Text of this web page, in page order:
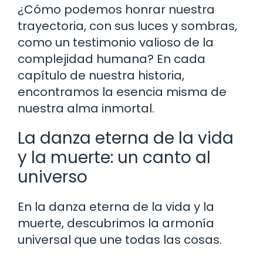
¿Cómo podemos honrar nuestra
trayectoria, con sus luces y sombras,
como un testimonio valioso de la
complejidad humana? En cada
capítulo de nuestra historia,
encontramos la esencia misma de
nuestra alma inmortal.
La danza eterna de la vida
y la muerte: un canto al
universo
En la danza eterna de la vida y la
muerte, descubrimos la armonía
universal que une todas las cosas.